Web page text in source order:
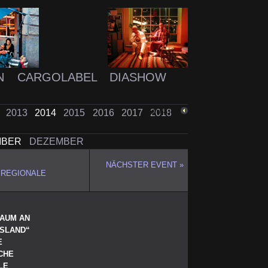
CARGOLABEL DIASHOW
2013 2014 2015 2016 2017 2018
DEZEMBER
ZURÜCK
REGIONALE
NÄCHSTER EVENT »
AN